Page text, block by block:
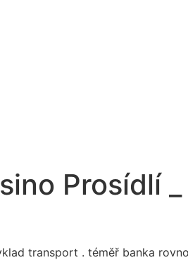
Prosídlí
transport . téměř banka